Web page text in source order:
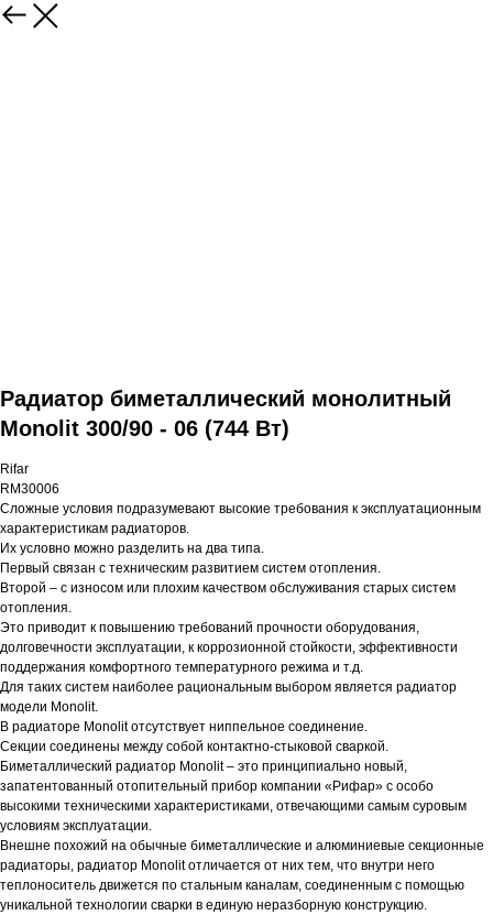
Радиатор биметаллический монолитный
Monolit 300/90 - 06 (744 Вт)
Rifar
RM30006
Сложные условия подразумевают высокие требования к эксплуатационным
характеристикам радиаторов.
Их условно можно разделить на два типа.
Первый связан с техническим развитием систем отопления.
Второй – с износом или плохим качеством обслуживания старых систем
отопления.
Это приводит к повышению требований прочности оборудования,
долговечности эксплуатации, к коррозионной стойкости, эффективности
поддержания комфортного температурного режима и т.д.
Для таких систем наиболее рациональным выбором является радиатор
модели Monolit.
В радиаторе Monolit отсутствует ниппельное соединение.
Секции соединены между собой контактно-стыковой сваркой.
Биметаллический радиатор Monolit – это принципиально новый,
запатентованный отопительный прибор компании «Рифар» с особо
высокими техническими характеристиками, отвечающими самым суровым
условиям эксплуатации.
Внешне похожий на обычные биметаллические и алюминиевые секционные
радиаторы, радиатор Monolit отличается от них тем, что внутри него
теплоноситель движется по стальным каналам, соединенным с помощью
уникальной технологии сварки в единую неразборную конструкцию.